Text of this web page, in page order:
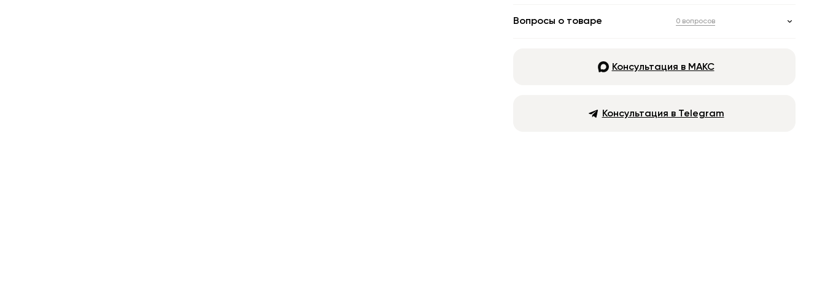
Вопросы о товаре 0 вопросов
Консультация в МАКС
Консультация в Telegram